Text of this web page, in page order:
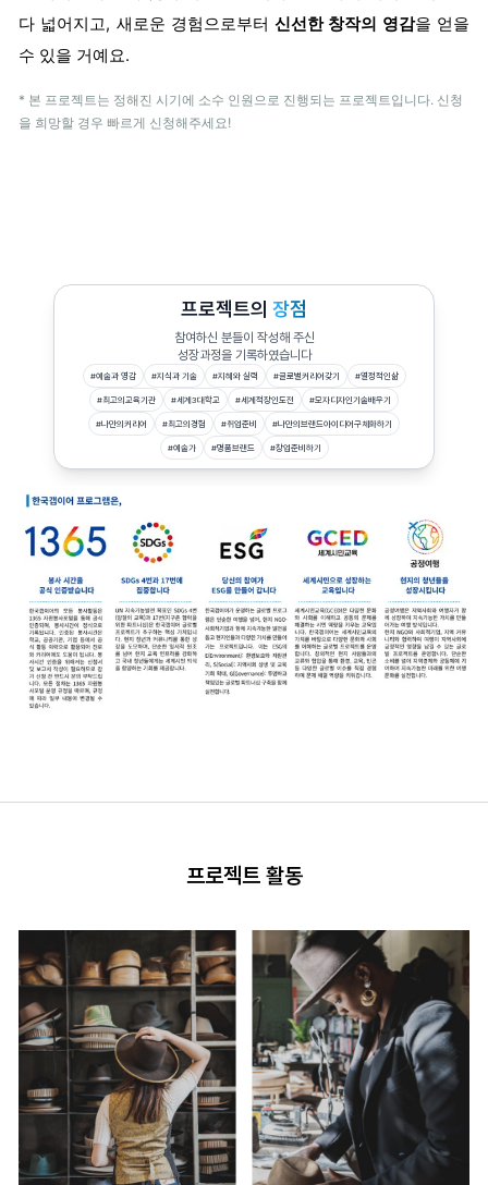
다 넓어지고, 새로운 경험으로부터신선한 창작의 영감을 얻을
수 있을 거예요.
* 본 프로젝트는 정해진 시기에 소수 인원으로 진행되는 프로젝트입니다. 신청
을 희망할 경우 빠르게 신청해주세요!
프로젝트의 장점
참여하신 분들이 작성해 주신
성장과정을 기록하였습니다
#예술과 영감 #지식과 기술 #지혜와 실력 #글로벌커리어갖기 #열정적인삶
#최고의교육기관 #세계3대학교 #세계적장인도전 #모자디자인기술배우기
#나만의커리어 #최고의경험 #취업준비 #나만의브랜드아이디어구체화하기
#예술가 #명품브랜드 #창업준비하기
프로젝트 활동